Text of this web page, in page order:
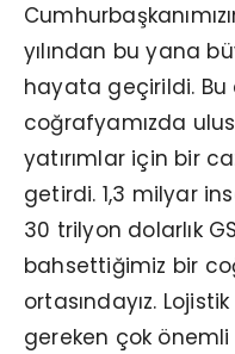
yılından bu yana
hayata geçirildi. Bu
coğrafyamızda
yatırımlar için bir
getirdi. 1,3 milyar
30 trilyon dolarlık
bahsettiğimiz bir
ortasındayız.
gereken çok